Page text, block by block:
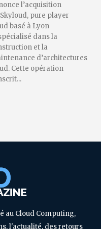
l’acquisition
pure player
basé à Lyon
dans la
et la
d’architectures
Cette opération
au Cloud Computing,
l'actualité, des retours